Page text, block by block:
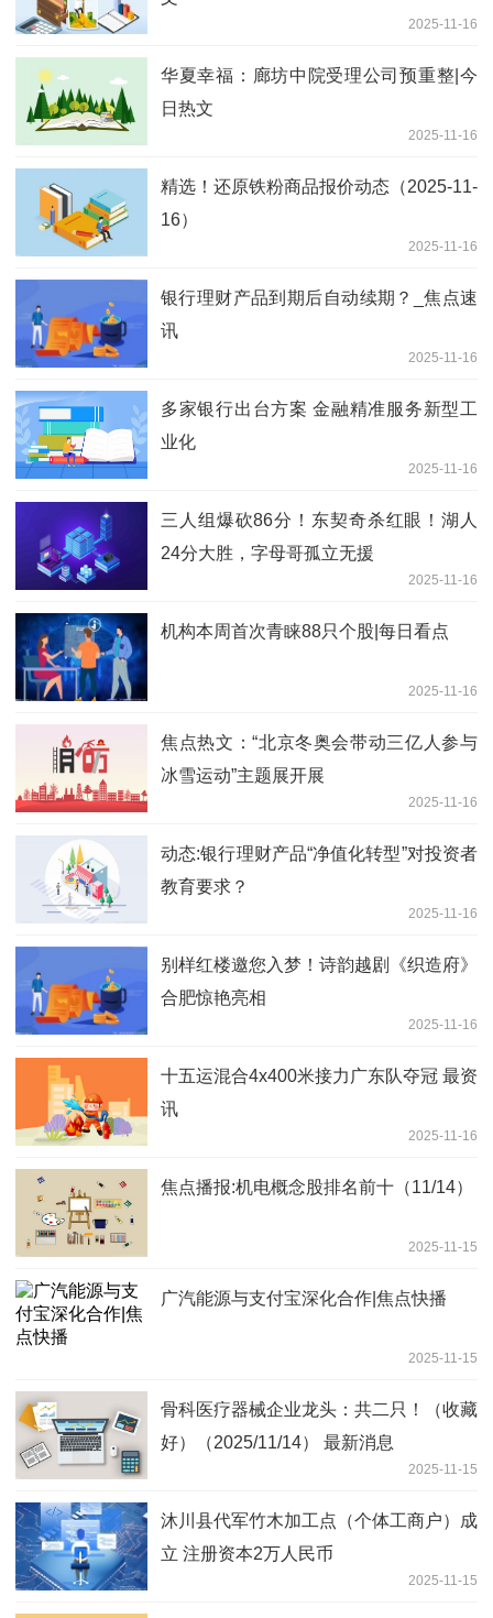
2025-11-16
华夏幸福：廊坊中院受理公司预重整|今
日热文
2025-11-16
精选！还原铁粉商品报价动态（2025-11-
16）
2025-11-16
银行理财产品到期后自动续期？_焦点速
讯
2025-11-16
多家银行出台方案 金融精准服务新型工
业化
2025-11-16
三人组爆砍86分！东契奇杀红眼！湖人
24分大胜，字母哥孤立无援
2025-11-16
机构本周首次青睐88只个股|每日看点
2025-11-16
焦点热文：“北京冬奥会带动三亿人参与
冰雪运动”主题展开展
2025-11-16
动态:银行理财产品“净值化转型”对投资者
教育要求？
2025-11-16
别样红楼邀您入梦！诗韵越剧《织造府》
合肥惊艳亮相
2025-11-16
十五运混合4x400米接力广东队夺冠 最资
讯
2025-11-16
焦点播报:机电概念股排名前十（11/14）
2025-11-15
广汽能源与支付宝深化合作|焦点快播
2025-11-15
骨科医疗器械企业龙头：共二只！（收藏
好）（2025/11/14） 最新消息
2025-11-15
沐川县代军竹木加工点（个体工商户）成
立 注册资本2万人民币
2025-11-15